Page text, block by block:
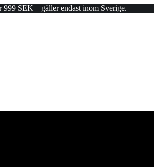
SEK – gäller endast inom Sverige.